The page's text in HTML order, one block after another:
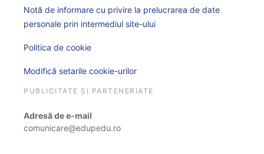
Notă de informare cu privire la prelucrarea de date
personale prin intermediul site-ului
Politica de cookie
Modifică setarile cookie-urilor
PUBLICITATE ȘI PARTENERIATE
Adresă de e-mail
comunicare@edupedu.ro